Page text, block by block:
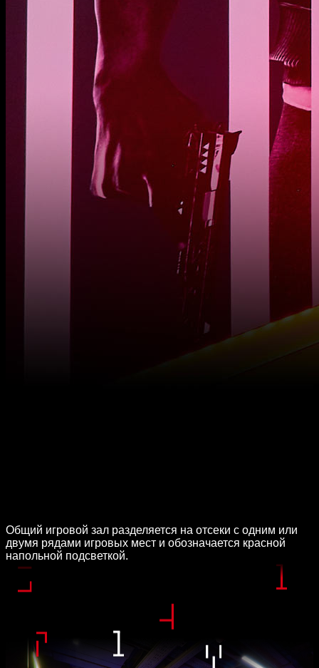
Общий игровой зал разделяется на отсеки с одним или
двумя рядами игровых мест и обозначается красной
напольной подсветкой.